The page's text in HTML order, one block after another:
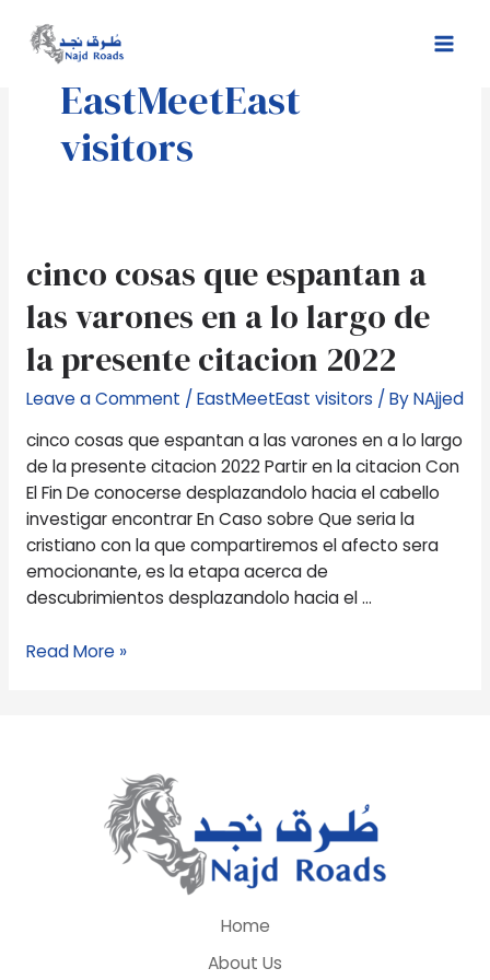
content
EastMeetEast
visitors
cinco cosas que espantan a
las varones en a lo largo de
la presente citacion 2022
Leave a Comment /EastMeetEast visitors / ByNAjjed
cinco cosas que espantan a las varones en a lo largo
de la presente citacion 2022 Partir en la citacion Con
El Fin De conocerse desplazandolo hacia el cabello
investigar encontrar En Caso sobre Que seri­a la
cristiano con la que compartiremos el afecto sera
emocionante, es la etapa acerca de
descubrimientos desplazandolo hacia el …
cinco
cosas
que
a
las
en
a
lo
largo
de
la
presente
2022
Read More »
Home
About Us